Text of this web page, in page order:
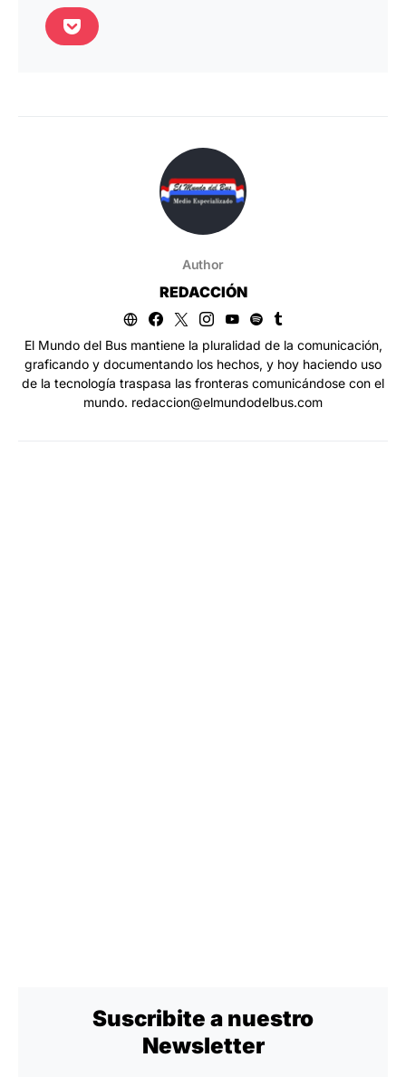
Author
REDACCIÓN
El Mundo del Bus mantiene la pluralidad de la comunicación,
graficando y documentando los hechos, y hoy haciendo uso
de la tecnología traspasa las fronteras comunicándose con el
mundo. redaccion@elmundodelbus.com
Suscribite a nuestro
Newsletter